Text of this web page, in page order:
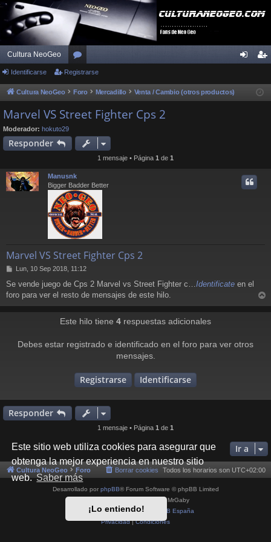
Este sitio web utiliza cookies para asegurar que
obtenga la mejor experiencia en nuestro sitio
web.Saber más
¡Lo entiendo!
Cultura NeoGeo
or
os ist
Identificarse Registrarse
Cultura NeoGeo Foro Mercadillo Venta / Cambio (otros productos)
Marvel VS Street Fighter Cps 2
Moderador: hokuto29
Responder
1 mensaje • Página 1 de 1
Manusnk
Bigger Badder Better
Marvel VS Street Fighter Cps 2
M
n
s
Lun, 10 Sep 2018, 11:12
Se vende juego de Cps 2 Marvel vs Street Fighter c… Identificate en el
foro para ver el resto de mensajes de este hilo.
r
Este hilo tiene 4 respuestas adicionales
Debes estar registrado e identificado en el foro para ver otros
mensajes.
Registrarse Identificarse
Responder
1 mensaje • Página 1 de 1
Ir a
Cultura NeoGeo Foro Todos los horarios son UTC+02:00
Borrar cookies
Desarrollado por phpBB® Forum Software © phpBB Limited
- phpBB 3.3 por MrGaby
Traducción al español por
phpBB España
Privacidad|Condiciones